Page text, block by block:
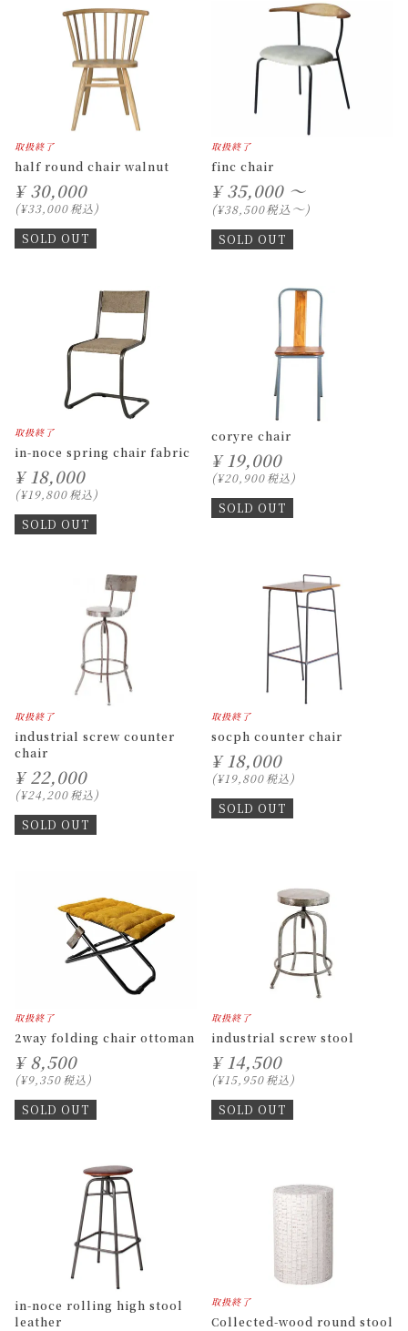
取扱終了
half round chair walnut
¥ 30,000
¥33,000税込
SOLD OUT
取扱終了
finc chair
¥ 35,000 ～
¥38,500税込〜
SOLD OUT
取扱終了
in-noce spring chair fabric
¥ 18,000
¥19,800税込
SOLD OUT
coryre chair
¥ 19,000
¥20,900税込
SOLD OUT
取扱終了
industrial screw counter
chair
¥ 22,000
¥24,200税込
SOLD OUT
取扱終了
socph counter chair
¥ 18,000
¥19,800税込
SOLD OUT
取扱終了
2way folding chair ottoman
¥ 8,500
¥9,350税込
SOLD OUT
取扱終了
industrial screw stool
¥ 14,500
¥15,950税込
SOLD OUT
in-noce rolling high stool
leather
取扱終了
Collected-wood round stool